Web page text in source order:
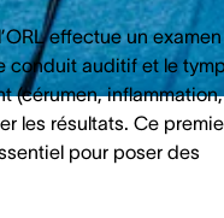
effectue un examen
conduit auditif et le
(cérumen, inflammation,
les résultats. Ce
pour poser des